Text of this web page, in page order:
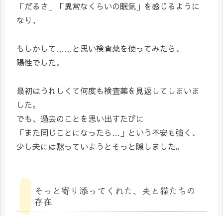
「だるさ」「異常なくらいの眠気」を感じるように
なり、
もしかして……と思い検査薬を使ってみたら、
陽性でした。
最初はうれしくて何度も検査薬を見返してしまいま
した。
でも、過去のことを思い出すたびに
「また同じことになったら…」という不安も強く、
少し夫には黙っていようとそっと隠しました。
そっと寄り添ってくれた、夫と猫たちの
存在